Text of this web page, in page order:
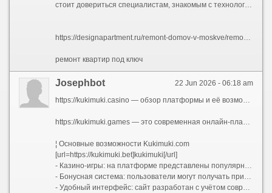
стоит довериться специалистам, знакомым с технологиями усадки и особенностями черновой отделки застройщика, ведь в Москве жилье часто сдается с полной или предчистовой подготовкой. Достаточно связаться с компанией, предоставляющей полный цикл услуг: от бесплатного замера до финальной уборки, чтобы гарантировать, что ремонт квартир в Подмосковье или в пределах МКАД будет выполнен с соблюдением единых стандартов качества, а клиент получит готовое жилье, полностью соответствующее его ожиданиям.
https://designapartment.ru/remont-domov-v-moskve/remont-kottedzhei-pod-klyuch/
ремонт квартир под ключ
22 Jun 2026 - 06:18 am
Josephbot
https://kukimuki.games — это современная онлайн-платформа, предоставляющая пользователям доступ к разнообразным азартным играм, бонусам и вознаграждениям. Сайт ориентирован на любителей казино и предлагает широкий выбор развлечений, а также систему миссий и бонусов для повышения вовлечённости игроков[1 (https://kukimuki.com/)].
¦ Основные возможности Kukimuki.com
[url=https://kukimuki.bet]kukimuki[/url]
- Казино-игры: на платформе представлены популярные слоты, карточные игры и другие азартные развлечения.
- Бонусная система: пользователи могут получать приветственные бонусы, участвовать в акциях и выполнять специальные миссии для получения дополнительных наград.
- Удобный интерфейс: сайт разработан с учётом современных тенденций, что делает навигацию простой и интуитивно понятной.